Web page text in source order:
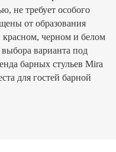
не требует особого
от образования
черном и белом
варианта под
барных стульев Mira
для гостей барной